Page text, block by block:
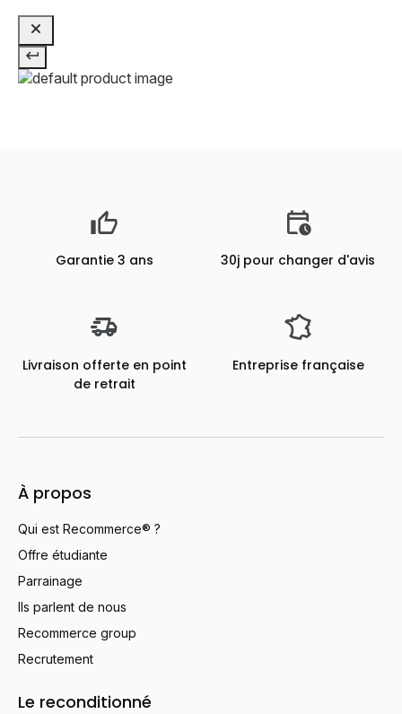
Garantie 3 ans 30j pour changer d'avis
Livraison offerte en point
de retrait
Entreprise française
À propos
Qui est Recommerce® ?
Offre étudiante
Parrainage
Ils parlent de nous
Recommerce group
Recrutement
Le reconditionné